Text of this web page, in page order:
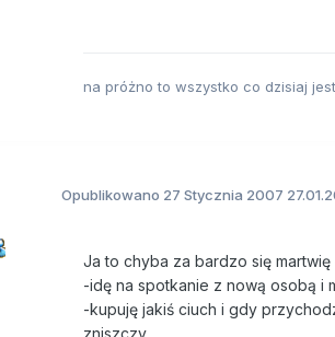
na próżno to wszystko co dzisiaj jest
Opublikowano 27 Stycznia 2007
Ja to chyba za bardzo się
-idę na spotkanie z nową osobą i
-kupuję jakiś ciuch i gdy